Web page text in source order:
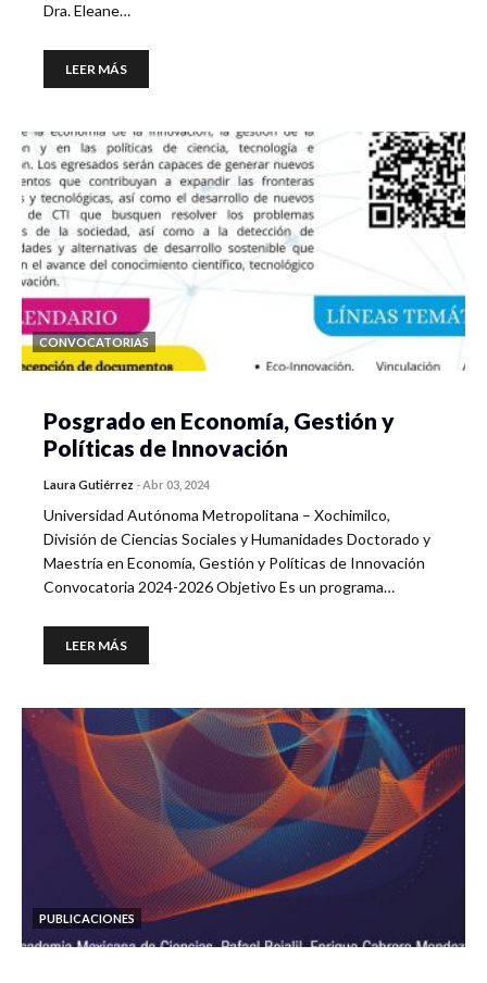
Dra. Eleane…
LEER MÁS
CONVOCATORIAS
Posgrado en Economía, Gestión y
Políticas de Innovación
Laura Gutiérrez -Abr 03, 2024
Universidad Autónoma Metropolitana – Xochimilco,
División de Ciencias Sociales y Humanidades Doctorado y
Maestría en Economía, Gestión y Políticas de Innovación
Convocatoria 2024-2026 Objetivo Es un programa…
LEER MÁS
PUBLICACIONES